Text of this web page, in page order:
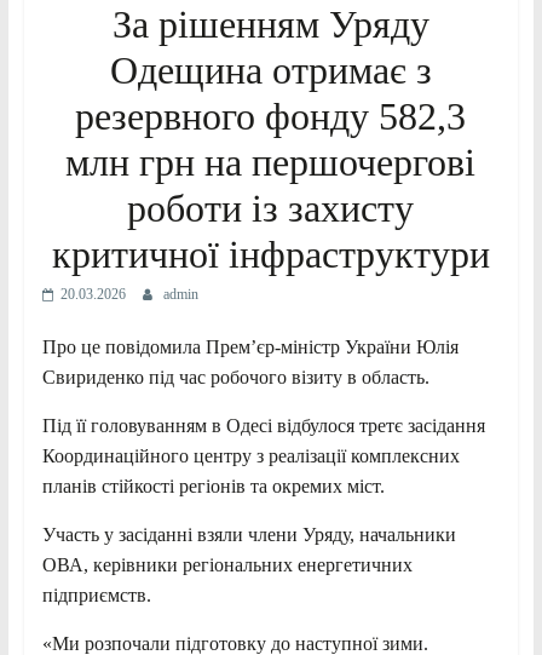
За рішенням Уряду
Одещина отримає з
резервного фонду 582,3
млн грн на першочергові
роботи із захисту
критичної інфраструктури
20.03.2026 admin
Про це повідомила Прем’єр-міністр України Юлія
Свириденко під час робочого візиту в область.
Під її головуванням в Одесі відбулося третє засідання
Координаційного центру з реалізації комплексних
планів стійкості регіонів та окремих міст.
Участь у засіданні взяли члени Уряду, начальники
ОВА, керівники регіональних енергетичних
підприємств.
«Ми розпочали підготовку до наступної зими.